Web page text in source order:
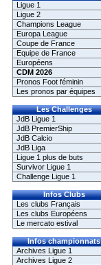
Ligue 1
Ligue 2
Champions League
Europa League
Coupe de France
Equipe de France
Européens
CDM 2026
Pronos Foot féminin
Les pronos par équipes
Les Challenges
JdB Ligue 1
JdB PremierShip
JdB Calcio
JdB Liga
Ligue 1 plus de buts
Survivor Ligue 1
Challenge Ligue 1
Infos Clubs
Les clubs Français
Les clubs Européens
Le mercato estival
Infos championnats
Archives Ligue 1
Archives Ligue 2